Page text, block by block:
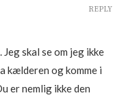
skal se om jeg ikke
kælderen og komme i
er nemlig ikke den
REPLY